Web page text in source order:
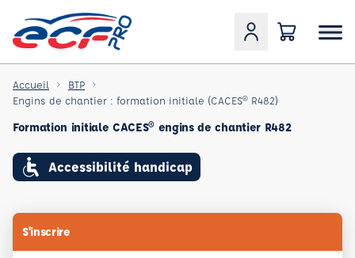
Accueil
BTP
Engins de chantier : formation initiale (CACES® R482)
Formation initiale CACES® engins de chantier R482
Accessibilité handicap
S'inscrire